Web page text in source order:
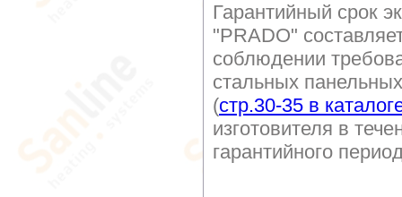
Гарантийный срок
"PRADO"
соблюдении
стальных
(стр.30-35 в
изготовителя в
гарантийного